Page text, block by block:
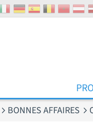
BONNES AFFAIRES